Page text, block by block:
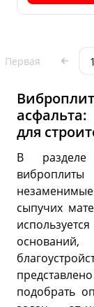
Первая 1
для
В разделе
сыпучих
подобрать